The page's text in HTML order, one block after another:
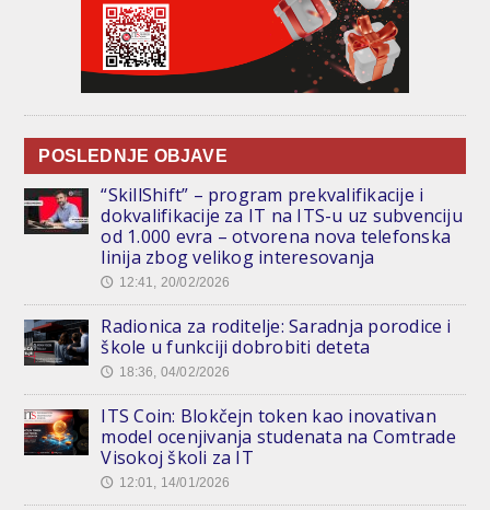
POSLEDNJE OBJAVE
“SkillShift” – program prekvalifikacije i
dokvalifikacije za IT na ITS-u uz subvenciju
od 1.000 evra – otvorena nova telefonska
linija zbog velikog interesovanja
🕔 12:41, 20/02/2026
Radionica za roditelje: Saradnja porodice i
škole u funkciji dobrobiti deteta
🕔 18:36, 04/02/2026
ITS Coin: Blokčejn token kao inovativan
model ocenjivanja studenata na Comtrade
Visokoj školi za IT
🕔 12:01, 14/01/2026